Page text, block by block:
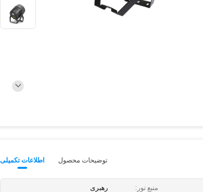
اطلاعات تکمیلی توضیحات محصول
منبع نور: رهبری